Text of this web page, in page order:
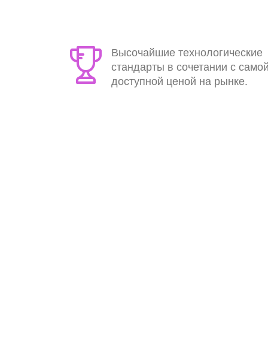
Высочайшие технологические
стандарты в сочетании с
доступной ценой на рынке.